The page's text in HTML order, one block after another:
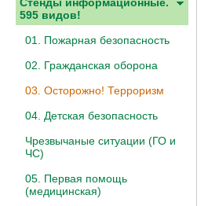
595 видов!
01. Пожарная безопасность
02. Гражданская оборона
03. Осторожно! Терроризм
04. Детская безопасность
Чрезвычаные ситуации (ГО и
ЧС)
05. Первая помощь
(медицинская)